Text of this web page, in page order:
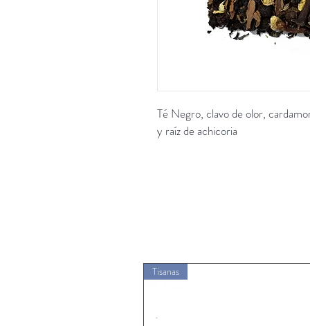
Té Negro, clavo de olor,
y raíz de achicoria
Tisanas